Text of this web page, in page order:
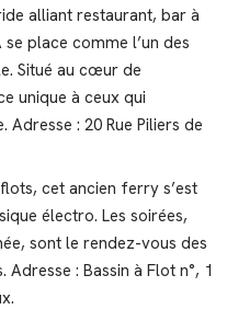
alliant restaurant, bar à
place comme l’un des
Situé au cœur de
unique à ceux qui
: 20 Rue Piliers de
cet ancien ferry s’est
électro. Les soirées,
sont le rendez-vous des
: Bassin à Flot n°, 1